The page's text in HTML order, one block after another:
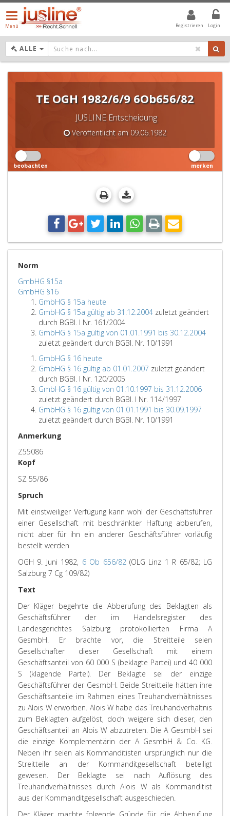
Registrieren Login
Menü
öffnen/schließen
Menü
ALLE DROPDOWN: GEWÄHLTER WERT IST ALLE
TE OGH 1982/6/9 6Ob656/82
JUSLINE Entscheidung
Veröffentlicht am 09.06.1982
beobachten merken
Norm
GmbHG §15a
GmbHG §16
GmbHG § 15a heute
GmbHG § 15a gültig ab 31.12.2004 zuletzt geändert
durch BGBl. I Nr. 161/2004
GmbHG § 15a gültig von 01.01.1991 bis 30.12.2004
zuletzt geändert durch BGBl. Nr. 10/1991
GmbHG § 16 heute
GmbHG § 16 gültig ab 01.01.2007 zuletzt geändert
durch BGBl. I Nr. 120/2005
GmbHG § 16 gültig von 01.10.1997 bis 31.12.2006
zuletzt geändert durch BGBl. I Nr. 114/1997
GmbHG § 16 gültig von 01.01.1991 bis 30.09.1997
zuletzt geändert durch BGBl. Nr. 10/1991
Anmerkung
Z55086
Kopf
SZ 55/86
Spruch
Mit einstweiliger Verfügung kann wohl der Geschäftsführer
einer Gesellschaft mit beschränkter Haftung abberufen,
nicht aber für ihn ein anderer Geschäftsführer vorläufig
bestellt werden
OGH 9. Juni 1982, 6 Ob 656/82(OLG Linz 1 R 65/82; LG
Salzburg 7 Cg 109/82)
Text
Der Kläger begehrte die Abberufung des Beklagten als
Geschäftsführer der im Handelsregister des
Landesgerichtes Salzburg protokollierten Firma A
GesmbH. Er brachte vor, die Streitteile seien
Gesellschafter dieser Gesellschaft mit einem
Geschäftsanteil von 60 000 S (beklagte Partei) und 40 000
S (klagende Partei). Der Beklagte sei der einzige
Geschäftsführer der GesmbH. Beide Streitteile hätten ihre
Geschäftsanteile im Rahmen eines Treuhandverhältnisses
zu Alois W erworben. Alois W habe das Treuhandverhältnis
zum Beklagten aufgelöst, doch weigere sich dieser, den
Geschäftsanteil an Alois W abzutreten. Die A GesmbH sei
die einzige Komplementärin der A GesmbH & Co. KG.
Neben ihr seien als Kommanditisten ursprünglich nur die
Streitteile an der Kommanditgesellschaft beteiligt
gewesen. Der Beklagte sei nach Auflösung des
Treuhandverhältnisses durch Alois W als Kommanditist
aus der Kommanditgesellschaft ausgeschieden.